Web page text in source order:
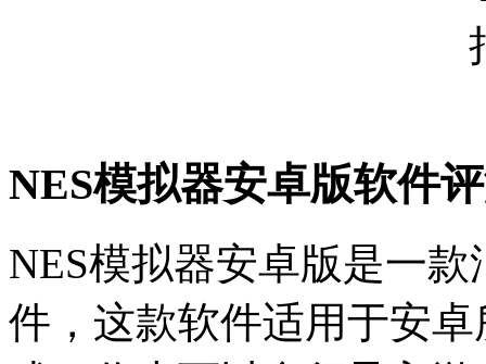
NES模拟器安卓版软件
NES模拟器安卓版是一
件，这款软件适用于安